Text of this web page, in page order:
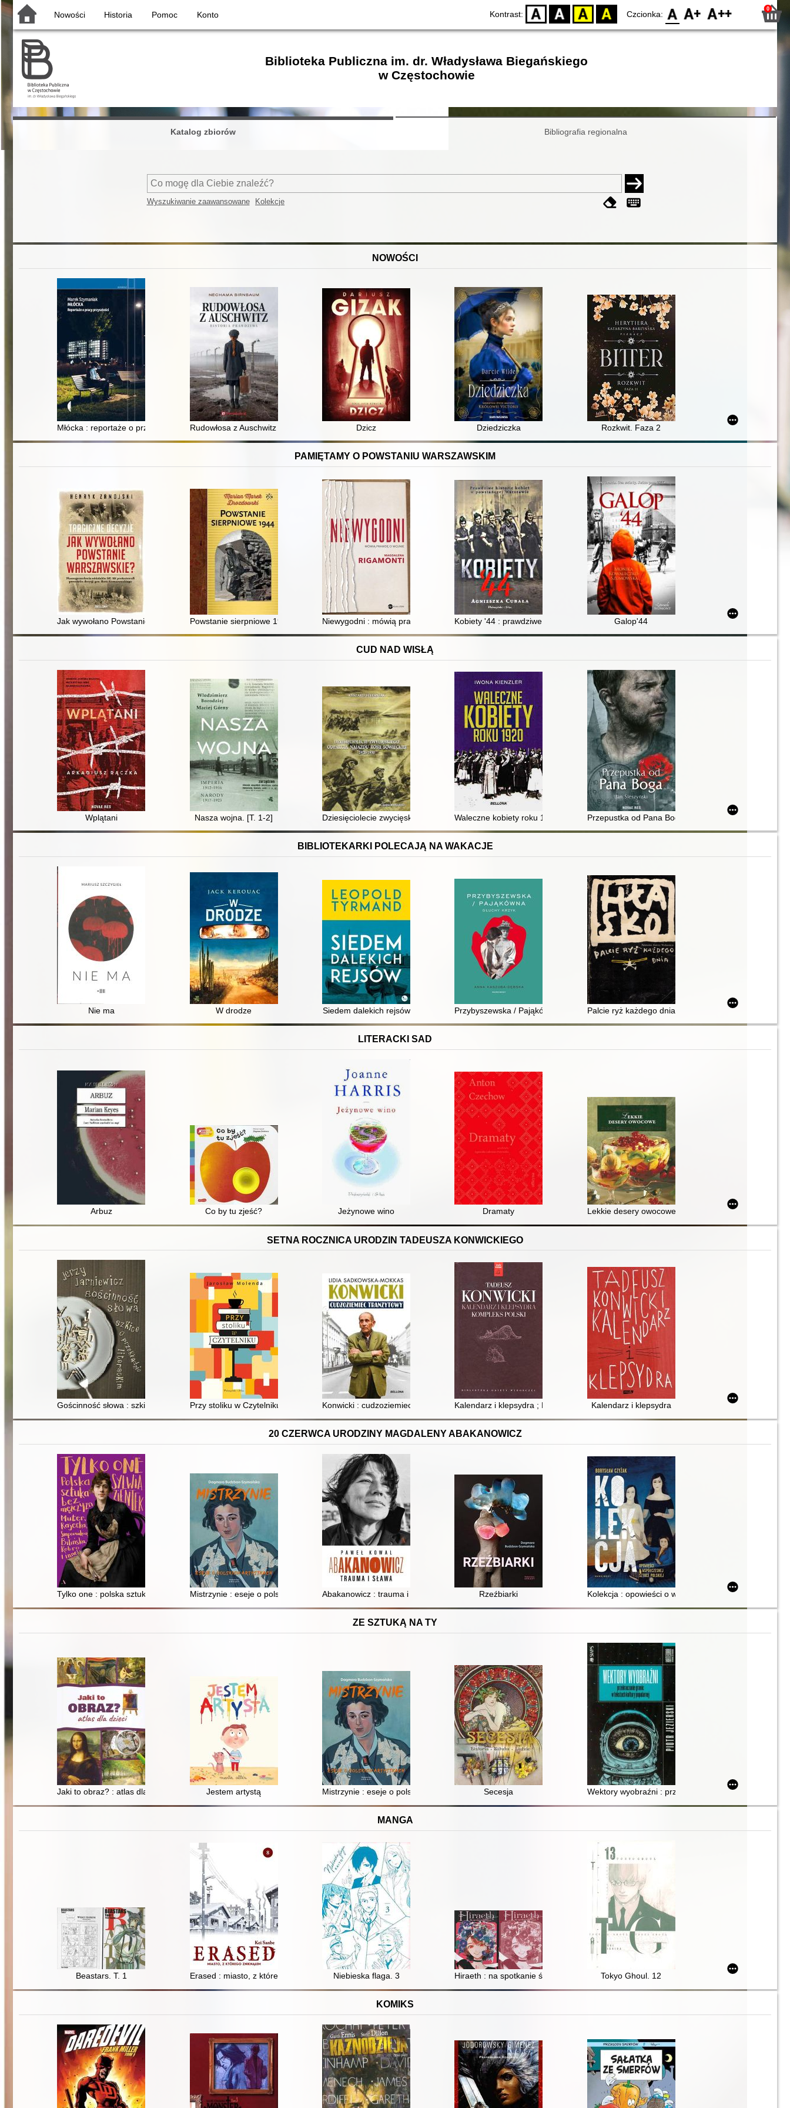
Nowości Historia Pomoc Konto Kontrast: D BW YB BY Czcionka: F0 F1 F2 0
Biblioteka Publiczna im. dr. Władysława Biegańskiego
w Częstochowie
Katalog zbiorów Bibliografia regionalna
Wyszukiwanie zaawansowane Kolekcje
NOWOŚCI
Młócka : reportaże o przyszłej pracyRudowłosa z Auschwitz : historia prawdziwa Dzicz Dziedziczka Rozkwit. Faza 2
PAMIĘTAMY O POWSTANIU WARSZAWSKIM
Jak wywołano Powstanie Warszawskie? : tragiczne decyzje
Powstanie sierpniowe 1944 Niewygodni : mówią prawdę o wojnieKobiety '44 : prawdziwe historie kobiet w powstańczej Warszawie
Galop'44
CUD NAD WISŁĄ
Wplątani Nasza wojna. [T. 1-2] Dziesięciolecie zwycięskiego odparcia najazdu Rosji sowieckiej 1920-1930
Waleczne kobiety roku 1920 Przepustka od Pana Boga
BIBLIOTEKARKI POLECAJĄ NA WAKACJE
Nie ma W drodze Siedem dalekich rejsów Przybyszewska / Pająkówna : głuchy krzykPalcie ryż każdego dnia
LITERACKI SAD
Arbuz Co by tu zjeść? Jeżynowe wino Dramaty Lekkie desery owocowe
SETNA ROCZNICA URODZIN TADEUSZA KONWICKIEGO
Gościnność słowa : szkice o przekładzie literackim
Przy stoliku w Czytelniku Konwicki : cudzoziemiec tranzytowy Kalendarz i klepsydra ; Kompleks polskiKalendarz i klepsydra
20 CZERWCA URODZINY MAGDALENY ABAKANOWICZ
Tylko one : polska sztuka bez mężczyzn : Muter, Rajecka, Szapocznikow, Bilińska, Kobro i inne
Mistrzynie : eseje o polskich artystkachAbakanowicz : trauma i sława Rzeźbiarki Kolekcja : opowieści o współczesnej sztuce polskiej
ZE SZTUKĄ NA TY
Jaki to obraz? : atlas dla dzieci Jestem artystą Mistrzynie : eseje o polskich artystkach Secesja Wektory wyobraźni : przekraczanie granic w tekstach
MANGA
Beastars. T. 1 Erased : miasto, z którego zniknąłem. 8Niebieska flaga. 3 Hiraeth : na spotkanie śmierci. 1 Tokyo Ghoul. 12
KOMIKS